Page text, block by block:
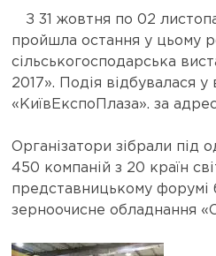
З 31 жовтня по 02
пройшла остання у цьому
сільськогосподарська
2017». Подія відбувалася
«КиївЕкспоПлаза». за
Організатори зібрали під
450 компаній з 20 країн
представницькому форумі
зерноочисне обладнання